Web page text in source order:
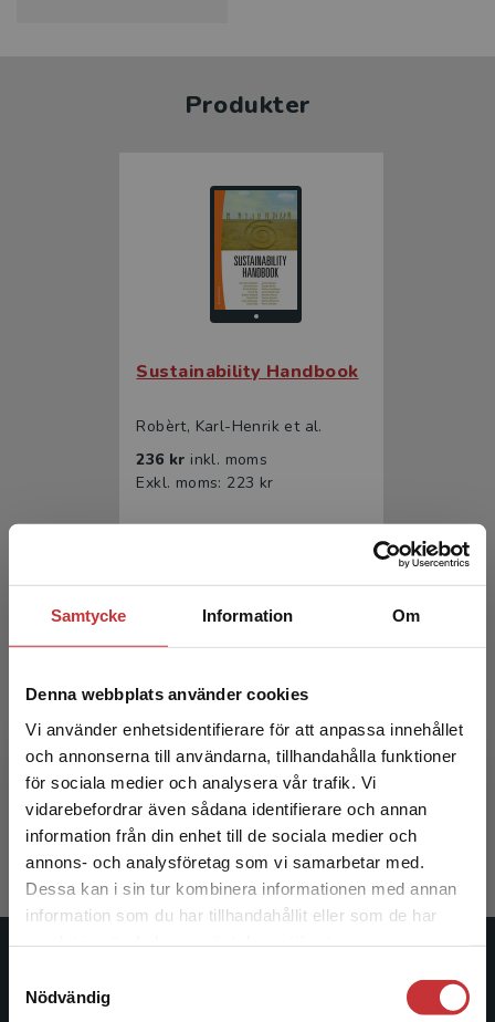
Samtycke Information Om
Denna webbplats använder cookies
Vi använder enhetsidentifierare för att anpassa innehållet
och annonserna till användarna, tillhandahålla funktioner
för sociala medier och analysera vår trafik. Vi
vidarebefordrar även sådana identifierare och annan
information från din enhet till de sociala medier och
annons- och analysföretag som vi samarbetar med.
Dessa kan i sin tur kombinera informationen med annan
information som du har tillhandahållit eller som de har
Nödvändig
Begränsad fraktregion
Det verkar som att du besöker
studentlitteratur.se via en enhet utanför Sverige.
Vi erbjuder inte leveranser utanför Sverige. För
att kunna slutföra ett köp måste
Produkter
Sustainability Handbook
Robèrt, Karl-Henrik et al.
236 kr inkl. moms
Exkl. moms: 223 kr
Sustainability handbook
Robèrt, Karl-Henrik et al.
381 kr inkl. moms
Exkl. moms: 359 kr